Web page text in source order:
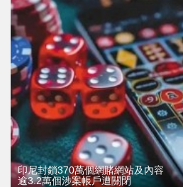
印尼封鎖370萬個網賭網站及內容
逾3.2萬個涉案帳戶遭關閉